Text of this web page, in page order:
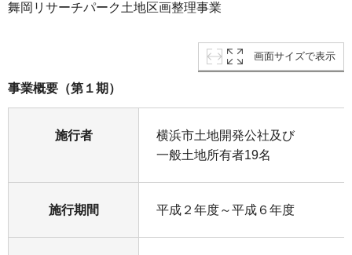
舞岡リサーチパーク土地区画整理事業
画面サイズで表示
事業概要（第１期）
施行者
横浜市土地開発公社及び
一般土地所有者19名
施行期間 平成２年度～平成６年度